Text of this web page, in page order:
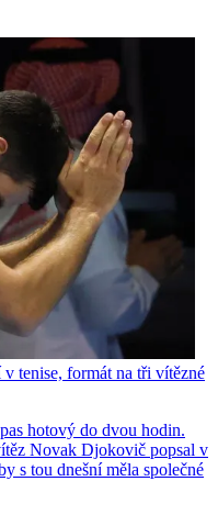
tenise, formát na tři vítězné
hotový do dvou hodin.
Novak Djokovič popsal v
s tou dnešní měla společné